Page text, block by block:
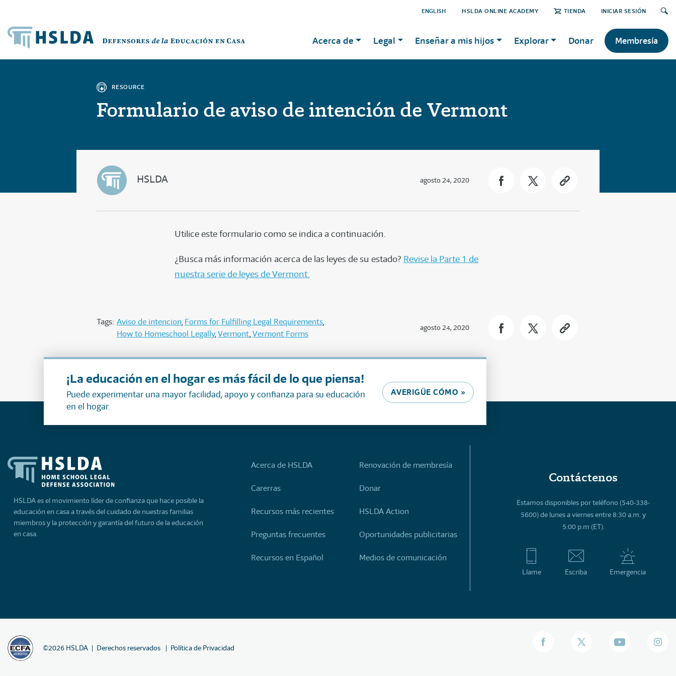
HSLDA ONLINE ACADEMY TIENDA INICIAR SESIÓN
ENGLISH
Acerca de Legal Enseñar a mis hijos Explorar Donar Membresía
RESOURCE
Formulario de aviso de intención de Vermont
HSLDA agosto 24, 2020
Utilice este formulario como se indica a continuación.
¿Busca más información acerca de las leyes de su estado? Revise la Parte 1 de
nuestra serie de leyes de Vermont.
Tags: Aviso de intencion Forms for Fulfilling Legal Requirements
How to Homeschool Legally Vermont Vermont Forms
agosto 24, 2020
¡La educación en el hogar es más fácil de lo que piensa!
Puede experimentar una mayor facilidad, apoyo y confianza para su educación
en el hogar.
AVERIGÜE CÓMO »
HSLDA es el movimiento líder de confianza que hace posible la
educación en casa a través del cuidado de nuestras familias
miembros y la protección y garantía del futuro de la educación
en casa.
Acerca de HSLDA
Carerras
Recursos más recientes
Preguntas frecuentes
Recursos en Español
Renovación de membresía
Donar
HSLDA Action
Oportunidades publicitarias
Medios de comunicación
Contáctenos
Estamos disponibles por teléfono (540-338-
5600) de lunes a viernes entre 8:30 a.m. y
5:00 p.m (ET).
Llame Escriba Emergencia
©2026 HSLDA Derechos reservados Política de Privacidad